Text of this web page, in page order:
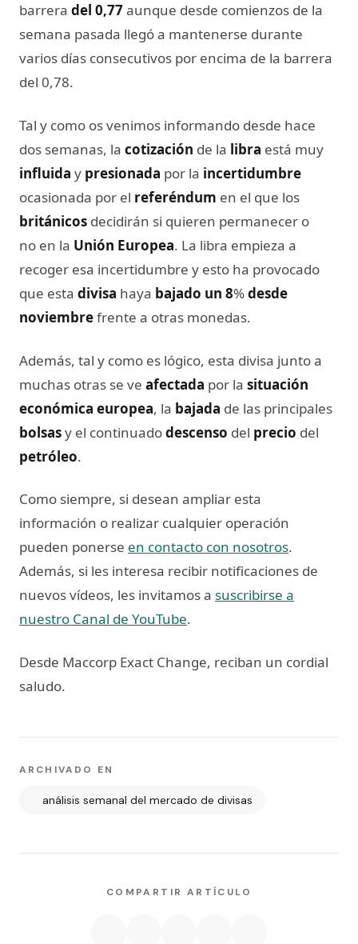
barrera del 0,77aunque desde comienzos de la
semana pasada llegó a mantenerse durante
varios días consecutivos por encima de la barrera
del 0,78.
Tal y como os venimos informando desde hace
dos semanas, la cotización de la libra está muy
influida y presionada por la incertidumbre
ocasionada por el referéndum en el que los
británicos decidirán si quieren permanecer o
no en la Unión Europea. La libra empieza a
recoger esa incertidumbre y esto ha provocado
que esta divisa haya bajado un 8%desde
noviembrefrente a otras monedas.
Además, tal y como es lógico, esta divisa junto a
muchas otras se ve afectada por la situación
económica europea, la bajada de las principales
bolsasy el continuadodescenso del precio del
petróleo.
Como siempre, si desean ampliar esta
información o realizar cualquier operación
pueden ponerse en contacto con nosotros.
Además, si les interesa recibir notificaciones de
nuevos vídeos, les invitamos a suscribirse a
nuestro Canal de YouTube.
Desde Maccorp Exact Change, reciban un cordial
saludo.
ARCHIVADO EN
análisis semanal del mercado de divisas
COMPARTIR ARTÍCULO